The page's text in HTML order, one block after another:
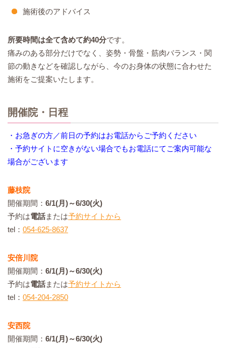
施術後のアドバイス
所要時間は全て含めて約40分です。
痛みのある部分だけでなく、姿勢・骨盤・筋肉バランス・関
節の動きなどを確認しながら、今のお身体の状態に合わせた
施術をご提案いたします。
開催院・日程
・お急ぎの方／前日の予約はお電話からご予約ください
・予約サイトに空きがない場合でもお電話にてご案内可能な
場合がございます
藤枝院
開催期間： 6/1(月)～6/30(火)
予約は電話または予約サイトから
tel： 054-625-8637
安倍川院
開催期間： 6/1(月)～6/30(火)
予約は電話または予約サイトから
tel： 054-204-2850
安西院
開催期間： 6/1(月)～6/30(火)